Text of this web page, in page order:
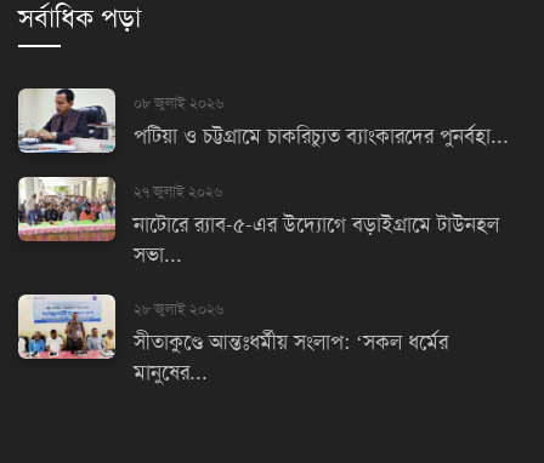
সর্বাধিক পড়া
০৮ জুলাই ২০২৬
পটিয়া ও চট্টগ্রামে চাকরিচ্যুত ব্যাংকারদের পুনর্বহা...
২৭ জুলাই ২০২৬
নাটোরে র‌্যাব-৫-এর উদ্যোগে বড়াইগ্রামে টাউনহল
সভা...
২৮ জুলাই ২০২৬
সীতাকুণ্ডে আন্তঃধর্মীয় সংলাপ: ‘সকল ধর্মের
মানুষের...